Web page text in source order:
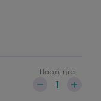
Ποσότητα
1